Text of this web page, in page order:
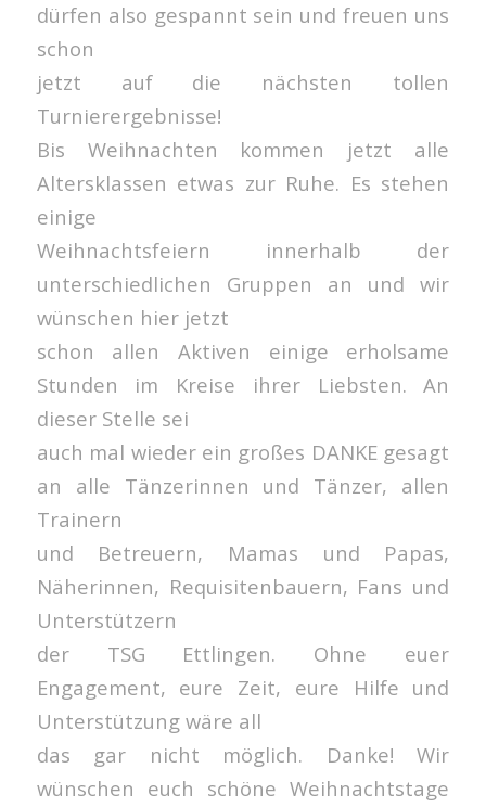
dürfen also gespannt sein und freuen uns
schon
jetzt auf die nächsten tollen
Turnierergebnisse!
Bis Weihnachten kommen jetzt alle
Altersklassen etwas zur Ruhe. Es stehen
einige
Weihnachtsfeiern innerhalb der
unterschiedlichen Gruppen an und wir
wünschen hier jetzt
schon allen Aktiven einige erholsame
Stunden im Kreise ihrer Liebsten. An
dieser Stelle sei
auch mal wieder ein großes DANKE gesagt
an alle Tänzerinnen und Tänzer, allen
Trainern
und Betreuern, Mamas und Papas,
Näherinnen, Requisitenbauern, Fans und
Unterstützern
der TSG Ettlingen. Ohne euer
Engagement, eure Zeit, eure Hilfe und
Unterstützung wäre all
das gar nicht möglich. Danke! Wir
wünschen euch schöne Weihnachtstage